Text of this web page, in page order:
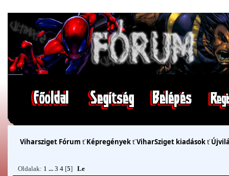
Viharsziget Fórum ťKépregényekťViharSziget kiadásokť
Oldalak: 1 ... 3 4 [5] Le